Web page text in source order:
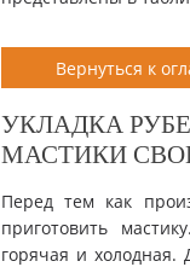
Вернуться к
УКЛАДКА
МАСТИКИ
Перед тем как
приготовить
горячая и холодная.